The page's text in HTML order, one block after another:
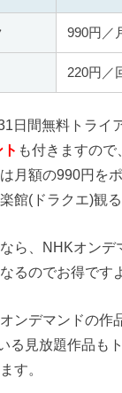
990円／
220円／
日間無料トライ
も付きますの
月額の990円を
館(ドラクエ)観
ら、NHKオンデ
るのでお得です
ンデマンドの作
る見放題作品も
す。